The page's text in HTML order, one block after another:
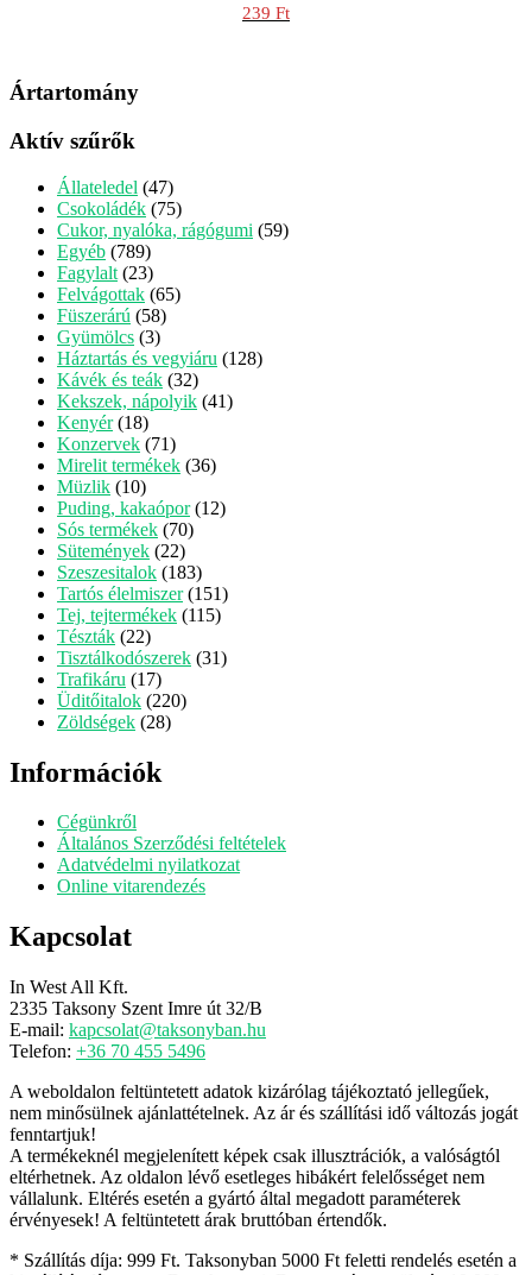
Original
239 Ft
Ártartomány
Aktív szűrők
Állateledel 4747
termék
Csokoládék 7575
termék
Cukor, nyalóka, rágógumi 5959
Egyéb 789789
termék
Fagylalt 2323
termék
Felvágottak 6565
Füszerárú 5858
termék
Gyümölcs 33
termék
Háztartás és vegyiáru 128128
Kávék és teák 3232
termék
Kekszek, nápolyik 4141
Kenyér 1818
termék
Konzervek 7171
termék
Mirelit termékek 3636
Müzlik 1010
termék
Puding, kakaópor 1212
Sós termékek 7070
Sütemények 2222
termék
Szeszesitalok 183183
termék
Tartós élelmiszer 151151
Tej, tejtermékek 115115
Tészták 2222
termék
Tisztálkodószerek 3131
Trafikáru 1717
termék
Üditőitalok 220220
Zöldségek 2828
Információk
Cégünkről
Általános Szerződési feltételek
Adatvédelmi nyilatkozat
Online vitarendezés
Kapcsolat
In West All Kft.
2335 Taksony Szent Imre út 32/B
E-mail: kapcsolat@taksonyban.hu
Telefon: +36 70 455 5496
A weboldalon feltüntetett adatok kizárólag tájékoztató jellegűek,
nem minősülnek ajánlattételnek. Az ár és szállítási idő változás jogát
fenntartjuk!
A termékeknél megjelenített képek csak illusztrációk, a valóságtól
eltérhetnek. Az oldalon lévő esetleges hibákért felelősséget nem
vállalunk. Eltérés esetén a gyártó által megadott paraméterek
érvényesek! A feltüntetett árak bruttóban értendők.
* Szállítás díja: 999 Ft. Taksonyban 5000 Ft feletti rendelés esetén a